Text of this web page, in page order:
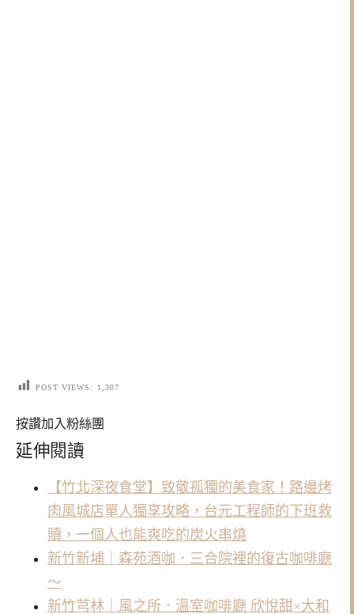
POST VIEWS: 1,307
按讚加入粉絲團
延伸閱讀
【竹北深夜食堂】致敬孤獨的美食家！路邊烤
肉風城店單人獨享攻略，台元工程師的下班救
贖，一個人也能爽吃的炭火串燒
新竹新埔｜森苑酒咖．三合院裡的復古咖啡廳
～
新竹芎林｜風之所．溫室咖啡廳 欣悅甜×大和